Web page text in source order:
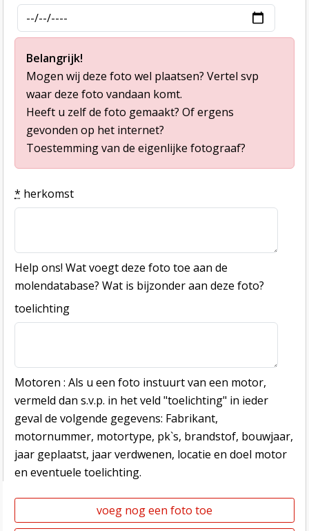
Belangrijk!
Mogen wij deze foto wel plaatsen? Vertel svp
waar deze foto vandaan komt.
Heeft u zelf de foto gemaakt? Of ergens
gevonden op het internet?
Toestemming van de eigenlijke fotograaf?
* herkomst
Help ons! Wat voegt deze foto toe aan de
molendatabase? Wat is bijzonder aan deze foto?
toelichting
Motoren : Als u een foto instuurt van een motor,
vermeld dan s.v.p. in het veld "toelichting" in ieder
geval de volgende gegevens: Fabrikant,
motornummer, motortype, pk`s, brandstof, bouwjaar,
jaar geplaatst, jaar verdwenen, locatie en doel motor
en eventuele toelichting.